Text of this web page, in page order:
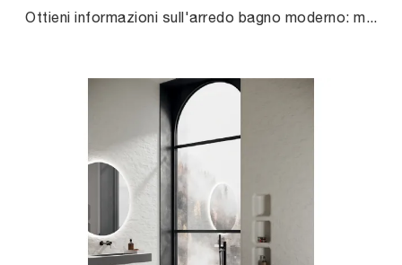
Ottieni informazioni sull'arredo bagno moderno: mobili bagno sospesi in polimerico come il modello Alto 04 di Puntotre ti aspettano.